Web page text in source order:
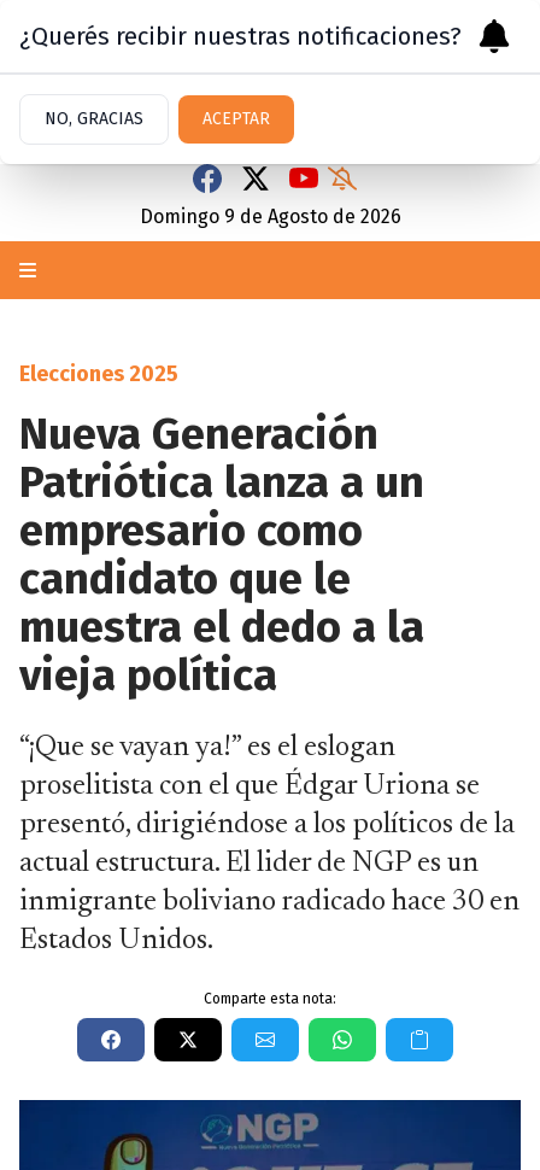
Domingo 9 de Agosto de 2026
Elecciones 2025
Nueva Generación
Patriótica lanza a un
empresario como
candidato que le
muestra el dedo a la
vieja política
“¡Que se vayan ya!” es el eslogan
proselitista con el que Édgar Uriona se
presentó, dirigiéndose a los políticos de la
actual estructura. El lider de NGP es un
inmigrante boliviano radicado hace 30 en
Estados Unidos.
Comparte esta nota:
¿Querés recibir nuestras notificaciones?
NO, GRACIAS ACEPTAR